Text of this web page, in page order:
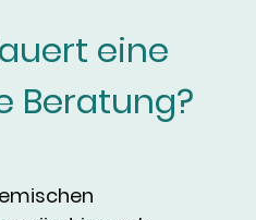
eine
Beratung?